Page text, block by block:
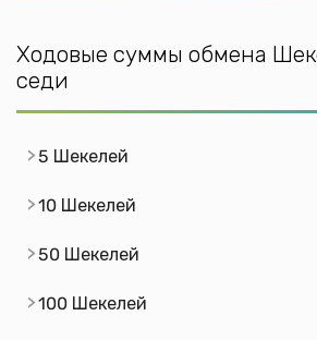
Ходовые суммы обмена
седи
5 Шекелей
10 Шекелей
50 Шекелей
100 Шекелей